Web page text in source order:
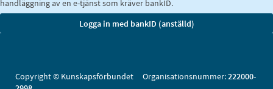
handläggning av en e-tjänst som kräver bankID.
Copyright © Kunskapsförbundet Organisationsnummer:222000-